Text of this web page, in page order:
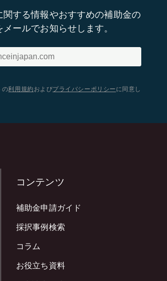
関する情報やおすすめの補助金の
ールでお知らせします。
の利用規約 およびプライバシーポリシー に同意し
コンテンツ
補助金申請ガイド
採択事例検索
コラム
お役立ち資料